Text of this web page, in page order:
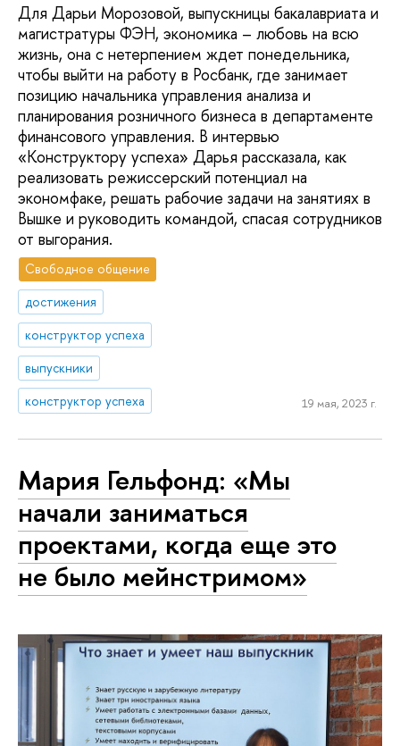
Для Дарьи Морозовой, выпускницы бакалавриата и
магистратуры ФЭН, экономика – любовь на всю
жизнь, она с нетерпением ждет понедельника,
чтобы выйти на работу в Росбанк, где занимает
позицию начальника управления анализа и
планирования розничного бизнеса в департаменте
финансового управления. В интервью
«Конструктору успеха» Дарья рассказала, как
реализовать режиссерский потенциал на
экономфаке, решать рабочие задачи на занятиях в
Вышке и руководить командой, спасая сотрудников
от выгорания.
Свободное общение
достижения
конструктор успеха
выпускники
конструктор успеха
19 мая, 2023 г.
Мария Гельфонд: «Мы
начали заниматься
проектами, когда еще это
не было мейнстримом»